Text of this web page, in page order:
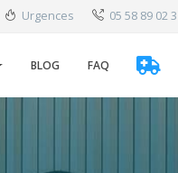
Urgences 05 58 89 02
BLOG FAQ